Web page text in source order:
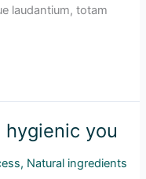
laudantium, totam
you
, Natural ingredients